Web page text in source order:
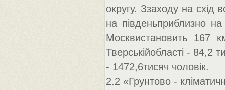
округу. Ззаходу на схід
на південьприблизно
Москвистановить 167
Тверськійобласті - 84,2
- 1472,6тисяч чоловік.
2.2 «Грунтово -